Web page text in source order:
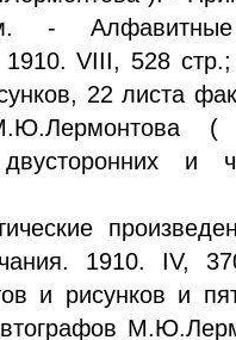
-
1910. VIII, 528
22 листа
двусторонних и
1910. IV,
и рисунков и